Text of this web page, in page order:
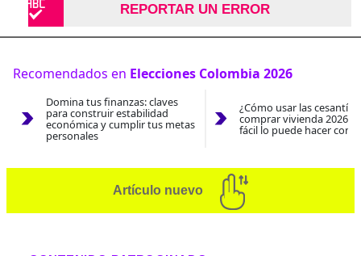
REPORTAR UN ERROR
Recomendados en Elecciones Colombia 2026
Domina tus finanzas: claves
para construir estabilidad
económica y cumplir tus metas
personales
¿Cómo usar las
comprar vivienda 2026?
fácil lo puede hacer con
Artículo nuevo